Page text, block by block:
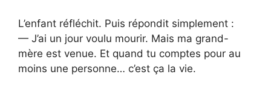
L’enfant réfléchit. Puis répondit simplement :
— J’ai un jour voulu mourir. Mais ma grand-
mère est venue. Et quand tu comptes pour au
moins une personne… c’est ça la vie.